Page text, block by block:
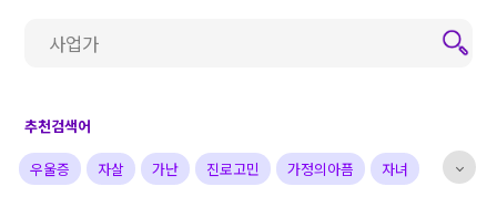
추천검색어
우울증 자살 가난 진로고민 가정의아픔 자녀